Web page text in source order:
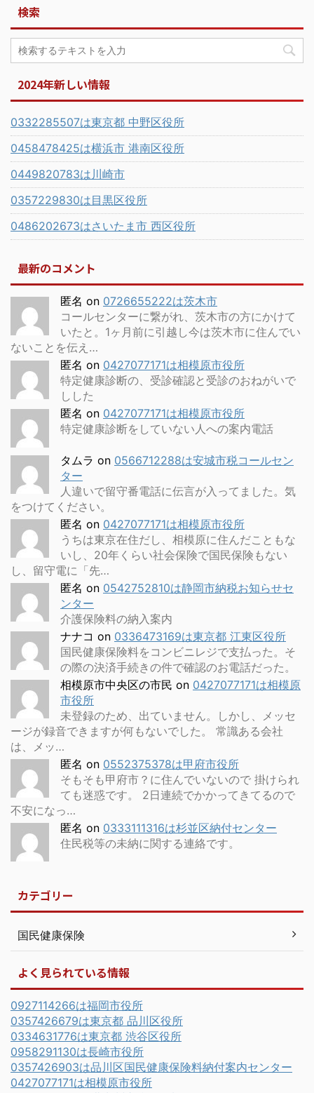
検索
2024年新しい情報
0332285507は東京都 中野区役所
0458478425は横浜市 港南区役所
0449820783は川崎市
0357229830は目黒区役所
0486202673はさいたま市 西区役所
最新のコメント
匿名 on 0726655222は茨木市
コールセンターに繋がれ、茨木市の方にかけて
いたと。1ヶ月前に引越し今は茨木市に住んでい
ないことを伝え…
匿名 on 0427077171は相模原市役所
特定健康診断の、受診確認と受診のおねがいで
しした
匿名 on 0427077171は相模原市役所
特定健康診断をしていない人への案内電話
タムラ on 0566712288は安城市税コールセン
ター
人違いで留守番電話に伝言が入ってました。気
をつけてください。
匿名 on 0427077171は相模原市役所
うちは東京在住だし、相模原に住んだこともな
いし、20年くらい社会保険で国民保険もない
し、留守電に「先…
匿名 on 0542752810は静岡市納税お知らせセ
ンター
介護保険料の納入案内
ナナコ on 0336473169は東京都 江東区役所
国民健康保険料をコンビニレジで支払った。そ
の際の決済手続きの件で確認のお電話だった。
相模原市中央区の市民 on 0427077171は相模原
市役所
未登録のため、出ていません。しかし、メッセ
ージが録音できますが何もないでした。 常識ある会社
は、メッ…
匿名 on 0552375378は甲府市役所
そもそも甲府市？に住んでいないので 掛けられ
ても迷惑です。 2日連続でかかってきてるので
不安になっ…
匿名 on 0333111316は杉並区納付センター
住民税等の未納に関する連絡です。
カテゴリー
国民健康保険
よく見られている情報
0927114266は福岡市役所
0357426679は東京都 品川区役所
0334631776は東京都 渋谷区役所
0958291130は長崎市役所
0357426903は品川区国民健康保険料納付案内センター
0427077171は相模原市役所